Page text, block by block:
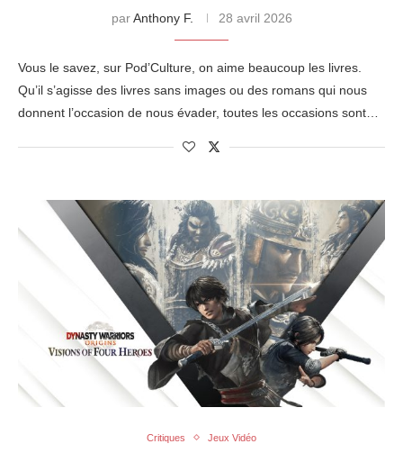
parAnthony F. 28 avril 2026
Vous le savez, sur Pod’Culture, on aime beaucoup les livres.
Qu’il s’agisse des livres sans images ou des romans qui nous
donnent l’occasion de nous évader, toutes les occasions sont…
Critiques Jeux Vidéo